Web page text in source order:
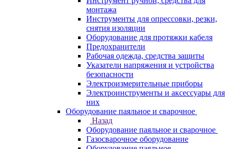
монтажа
Инструменты для опрессовки, резки,
снятия изоляции
Оборудование для протяжки кабеля
Предохранители
Рабочая одежда, средства защиты
Указатели напряжения и устройства
безопасности
Электроизмерительные приборы
Электроинструменты и аксессуары для
них
Оборудование паяльное и сварочное
Назад
Оборудование паяльное и сварочное
Газосварочное оборудование